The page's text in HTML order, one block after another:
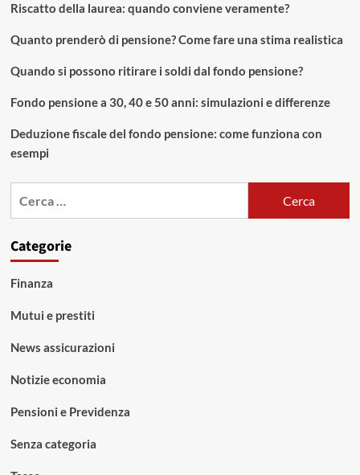
Riscatto della laurea: quando conviene veramente?
Quanto prenderò di pensione? Come fare una stima realistica
Quando si possono ritirare i soldi dal fondo pensione?
Fondo pensione a 30, 40 e 50 anni: simulazioni e differenze
Deduzione fiscale del fondo pensione: come funziona con
esempi
Categorie
Finanza
Mutui e prestiti
News assicurazioni
Notizie economia
Pensioni e Previdenza
Senza categoria